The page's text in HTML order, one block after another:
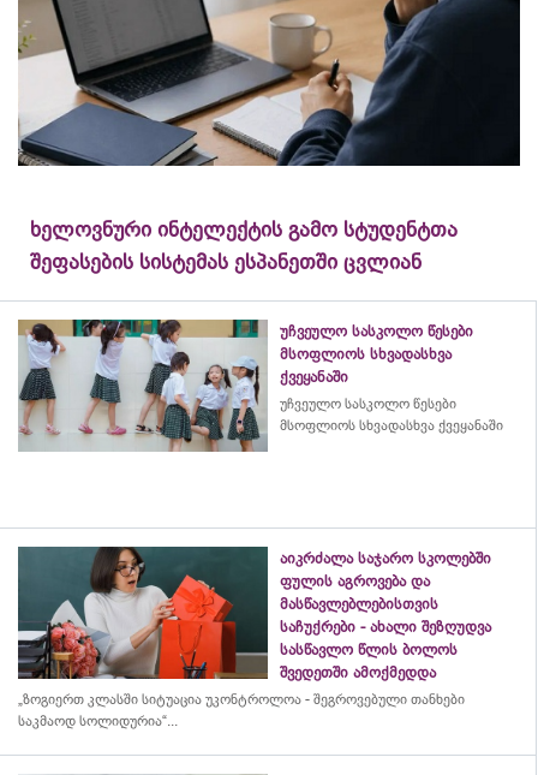
ხელოვნური ინტელექტის გამო სტუდენტთა
შეფასების სისტემას ესპანეთში ცვლიან
უჩვეულო სასკოლო წესები
მსოფლიოს სხვადასხვა
ქვეყანაში
უჩვეულო სასკოლო წესები
მსოფლიოს სხვადასხვა ქვეყანაში
აიკრძალა საჯარო სკოლებში
ფულის აგროვება და
მასწავლებლებისთვის
საჩუქრები - ახალი შეზღუდვა
სასწავლო წლის ბოლოს
შვედეთში ამოქმედდა
„ზოგიერთ კლასში სიტუაცია უკონტროლოა - შეგროვებული თანხები
საკმაოდ სოლიდურია“...